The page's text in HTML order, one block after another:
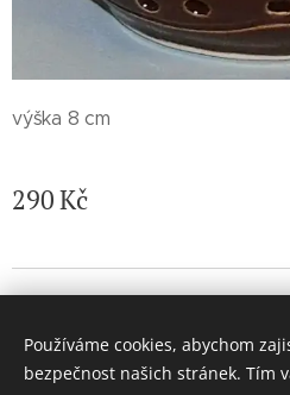
výška 8 cm
290Kč
Vytvořeno službou
Používáme cookies, abychom
bezpečnost našich stránek. Tím